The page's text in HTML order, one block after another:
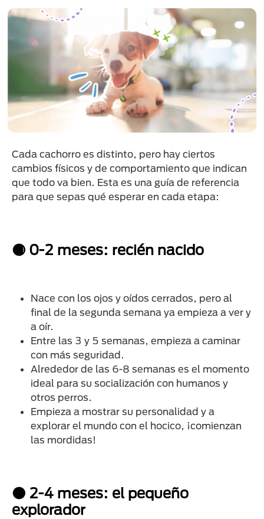
Cada cachorro es distinto, pero hay ciertos
cambios físicos y de comportamiento que indican
que todo va bien. Esta es una guía de referencia
para que sepas qué esperar en cada etapa:
🟡 0-2 meses: recién nacido
Nace con los ojos y oídos cerrados, pero al
final de la segunda semana ya empieza a ver y
a oír.
Entre las 3 y 5 semanas, empieza a caminar
con más seguridad.
Alrededor de las 6-8 semanas es el momento
ideal para su socialización con humanos y
otros perros.
Empieza a mostrar su personalidad y a
explorar el mundo con el hocico, ¡comienzan
las mordidas!
🟠 2-4 meses: el pequeño
explorador